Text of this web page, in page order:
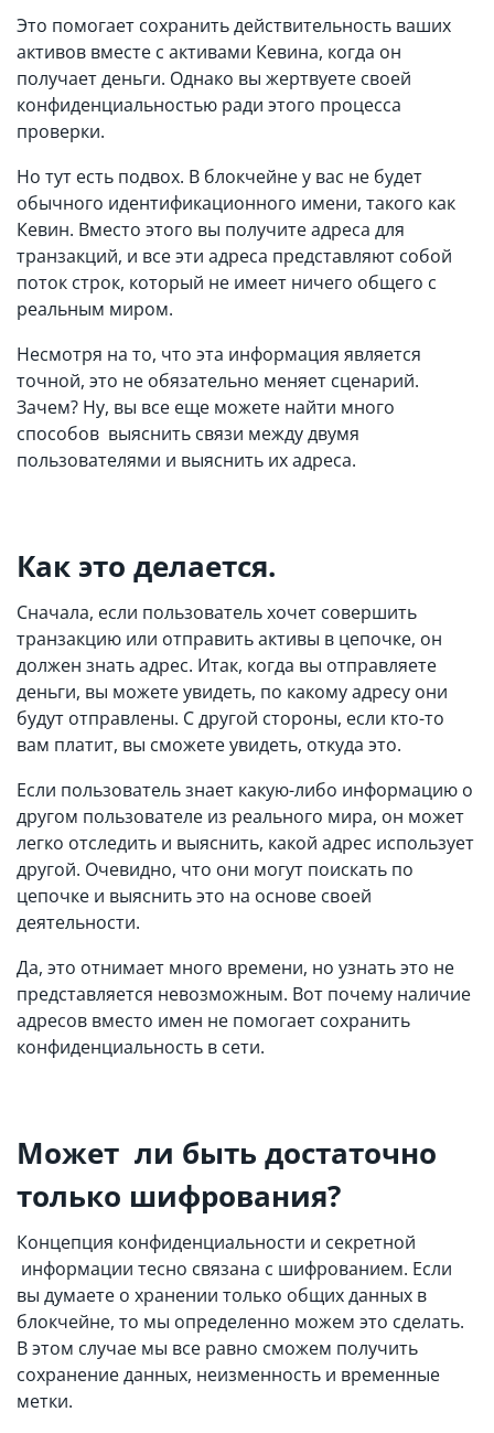
Это помогает сохранить действительность ваших
активов вместе с активами Кевина, когда он
получает деньги. Однако вы жертвуете своей
конфиденциальностью ради этого процесса
проверки.
Но тут есть подвох. В блокчейне у вас не будет
обычного идентификационного имени, такого как
Кевин. Вместо этого вы получите адреса для
транзакций, и все эти адреса представляют собой
поток строк, который не имеет ничего общего с
реальным миром.
Несмотря на то, что эта информация является
точной, это не обязательно меняет сценарий.
Зачем? Ну, вы все еще можете найти много
способов выяснить связи между двумя
пользователями и выяснить их адреса.
Как это делается.
Сначала, если пользователь хочет совершить
транзакцию или отправить активы в цепочке, он
должен знать адрес. Итак, когда вы отправляете
деньги, вы можете увидеть, по какому адресу они
будут отправлены. С другой стороны, если кто-то
вам платит, вы сможете увидеть, откуда это.
Если пользователь знает какую-либо информацию о
другом пользователе из реального мира, он может
легко отследить и выяснить, какой адрес использует
другой. Очевидно, что они могут поискать по
цепочке и выяснить это на основе своей
деятельности.
Да, это отнимает много времени, но узнать это не
представляется невозможным. Вот почему наличие
адресов вместо имен не помогает сохранить
конфиденциальность в сети.
Может ли быть достаточно
только шифрования?
Концепция конфиденциальности и секретной
информации тесно связана с шифрованием. Если
вы думаете о хранении только общих данных в
блокчейне, то мы определенно можем это сделать.
В этом случае мы все равно сможем получить
сохранение данных, неизменность и временные
метки.